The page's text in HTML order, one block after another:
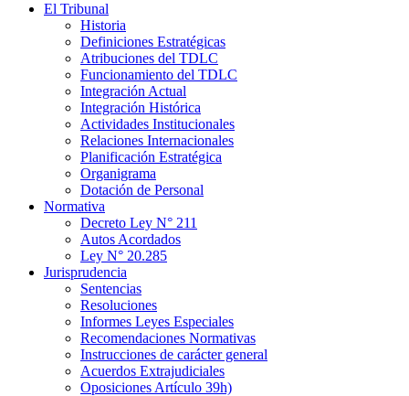
El Tribunal
Historia
Definiciones Estratégicas
Atribuciones del TDLC
Funcionamiento del TDLC
Integración Actual
Integración Histórica
Actividades Institucionales
Relaciones Internacionales
Planificación Estratégica
Organigrama
Dotación de Personal
Normativa
Decreto Ley N° 211
Autos Acordados
Ley N° 20.285
Jurisprudencia
Sentencias
Resoluciones
Informes Leyes Especiales
Recomendaciones Normativas
Instrucciones de carácter general
Acuerdos Extrajudiciales
Oposiciones Artículo 39h)